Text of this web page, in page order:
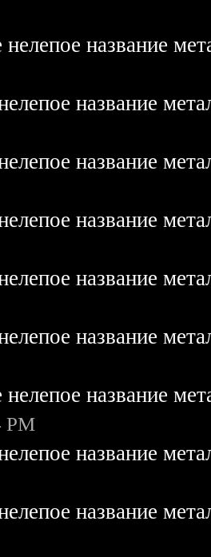
название
название
название
название
название
название
название
PM
название
название